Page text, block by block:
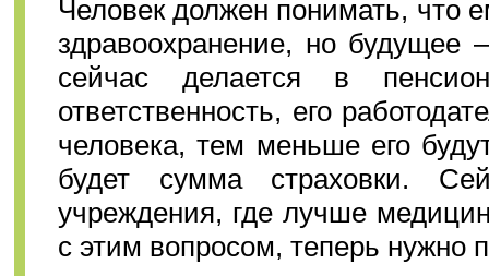
Человек должен понимать, что
здравоохранение, но будущее
сейчас делается в
ответственность, его
человека, тем меньше его
будет сумма страховки.
учреждения, где лучше
с этим вопросом, теперь нужно